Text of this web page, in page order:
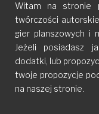
Witam na stronie
twórczości
gier planszowych i
Jeżeli posiadasz
dodatki, lub
twoje propozycje
na naszej stronie.